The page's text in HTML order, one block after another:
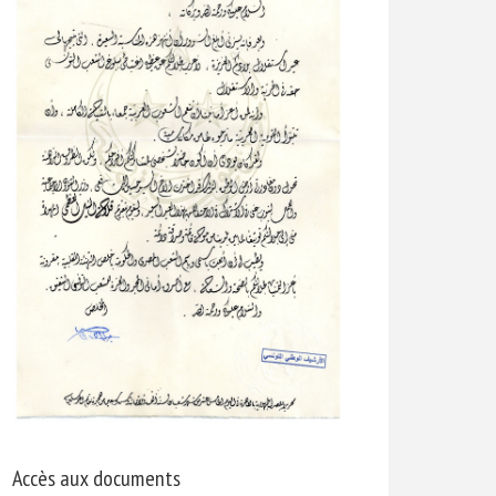
Accès aux documents